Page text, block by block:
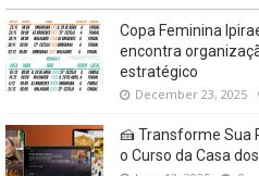
Copa Feminina
encontra
estratégico
December 23, 2025
🍰 Transforme Sua
o Curso da Casa